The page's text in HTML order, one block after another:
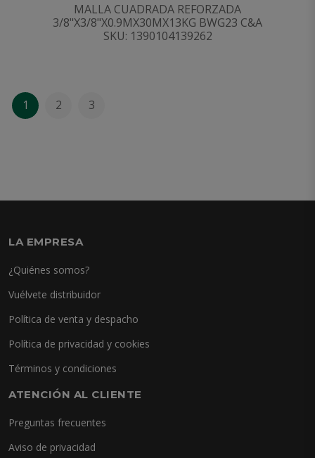
MALLA CUADRADA REFORZADA
3/8"X3/8"X0.9MX30MX13KG BWG23 C&A
SKU: 1390104139262
1 2 3
LA EMPRESA
¿Quiénes somos?
Vuélvete distribuidor
Política de venta y despacho
Política de privacidad y cookies
Términos y condiciones
ATENCIÓN AL CLIENTE
Preguntas frecuentes
Aviso de privacidad